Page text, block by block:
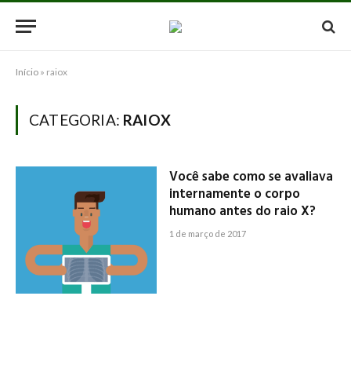
Início » raiox
CATEGORIA: RAIOX
Você sabe como se avaliava
internamente o corpo
humano antes do raio X?
1 de março de 2017